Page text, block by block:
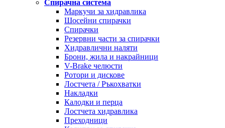
Спирачна система
Маркучи за хидравлика
Шосейни спирачки
Спирачки
Резервни части за спирачки
Хидравлични наляти
Брони, жила и накрайници
V-Brake челюсти
Ротори и дискове
Лостчета / Ръкохватки
Накладки
Калодки и перца
Лостчета хидравлика
Преходници